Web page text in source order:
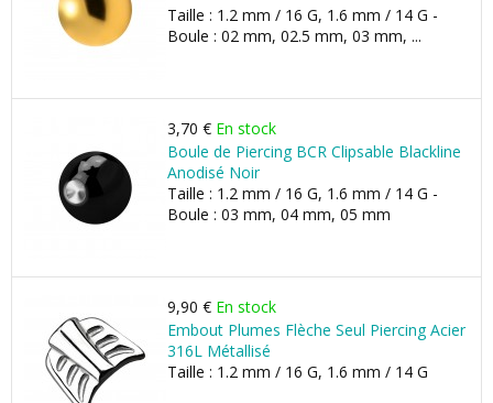
Taille : 1.2 mm / 16 G, 1.6 mm / 14 G -
Boule : 02 mm, 02.5 mm, 03 mm, ...
3,70 € En stock
Boule de Piercing BCR Clipsable Blackline
Anodisé Noir
Taille : 1.2 mm / 16 G, 1.6 mm / 14 G -
Boule : 03 mm, 04 mm, 05 mm
9,90 € En stock
Embout Plumes Flèche Seul Piercing Acier
316L Métallisé
Taille : 1.2 mm / 16 G, 1.6 mm / 14 G